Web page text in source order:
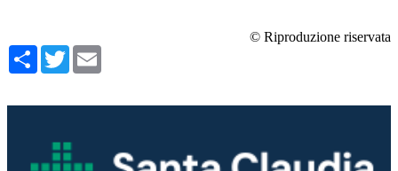
© Riproduzione riservata
Condividi
Twitter